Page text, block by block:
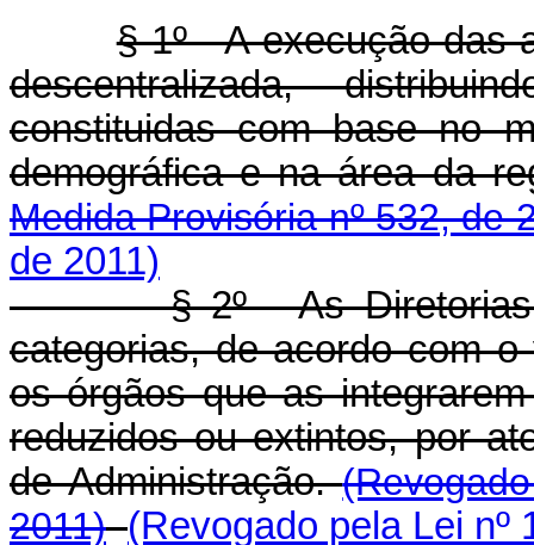
§ 1º - A execução das
descentralizada,
constituidas com base no
demográfica e na área da
Medida Provisória nº 532, de
de 2011)
§ 2º - As Diretorias
categorias, de acordo com
os órgãos que as
reduzidos ou extintos, por
de Administração.
2011) (Revogado pela Lei nº